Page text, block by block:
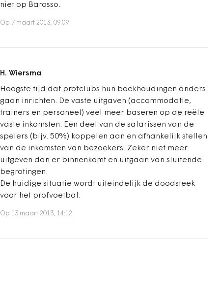
niet op Barosso.
Op 7 maart 2013, 09:09
H. Wiersma
Hoogste tijd dat profclubs hun boekhoudingen anders
gaan inrichten. De vaste uitgaven (accommodatie,
trainers en personeel) veel meer baseren op de reële
vaste inkomsten. Een deel van de salarissen van de
spelers (bijv. 50%) koppelen aan en afhankelijk stellen
van de inkomsten van bezoekers. Zeker niet meer
uitgeven dan er binnenkomt en uitgaan van sluitende
begrotingen.
De huidige situatie wordt uiteindelijk de doodsteek
voor het profvoetbal.
Op 13 maart 2013, 14:12